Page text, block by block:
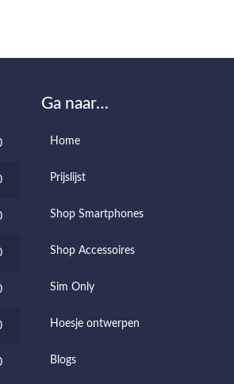
Ga naar…
Home
Prijslijst
Shop Smartphones
Shop Accessoires
Sim Only
Hoesje ontwerpen
Blogs